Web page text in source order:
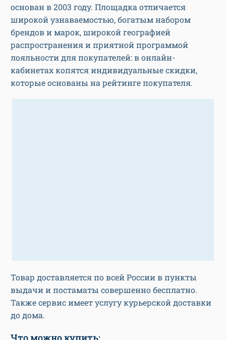
основан в 2003 году. Площадка отличается
широкой узнаваемостью, богатым набором
брендов и марок, широкой географией
распространения и приятной программой
лояльности для покупателей: в онлайн-
кабинетах копятся индивидуальные скидки,
которые основаны на рейтинге покупателя.
Товар доставляется по всей России в пункты
выдачи и постаматы совершенно бесплатно.
Также сервис имеет услугу курьерской доставки
до дома.
Что можно купить: